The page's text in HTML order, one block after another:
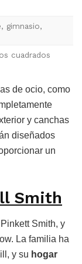
gimnasio,
cuadrados
de ocio, como
y canchas
diseñados
un
Smith
Smith, y
La familia ha
y su hogar